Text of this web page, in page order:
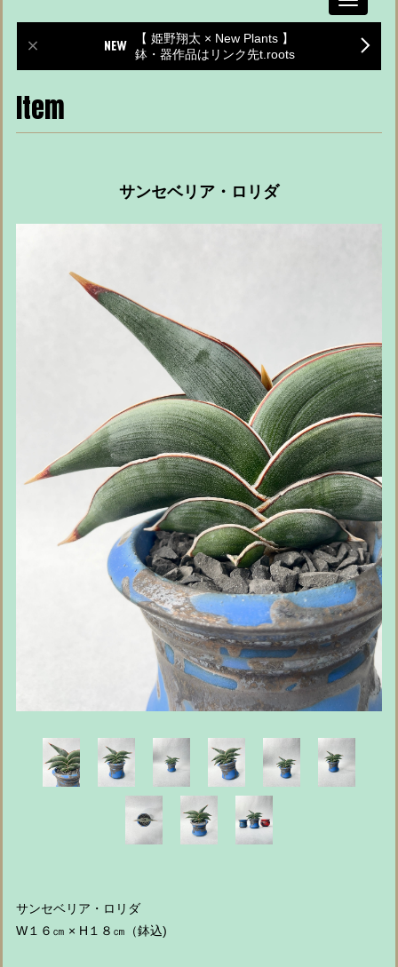
Toggle
【 姫野翔太 × New Plants 】
鉢・器作品はリンク先t.roots
Item
サンセベリア・ロリダ
サンセベリア・ロリダ
W１６㎝ × H１８㎝（鉢込)